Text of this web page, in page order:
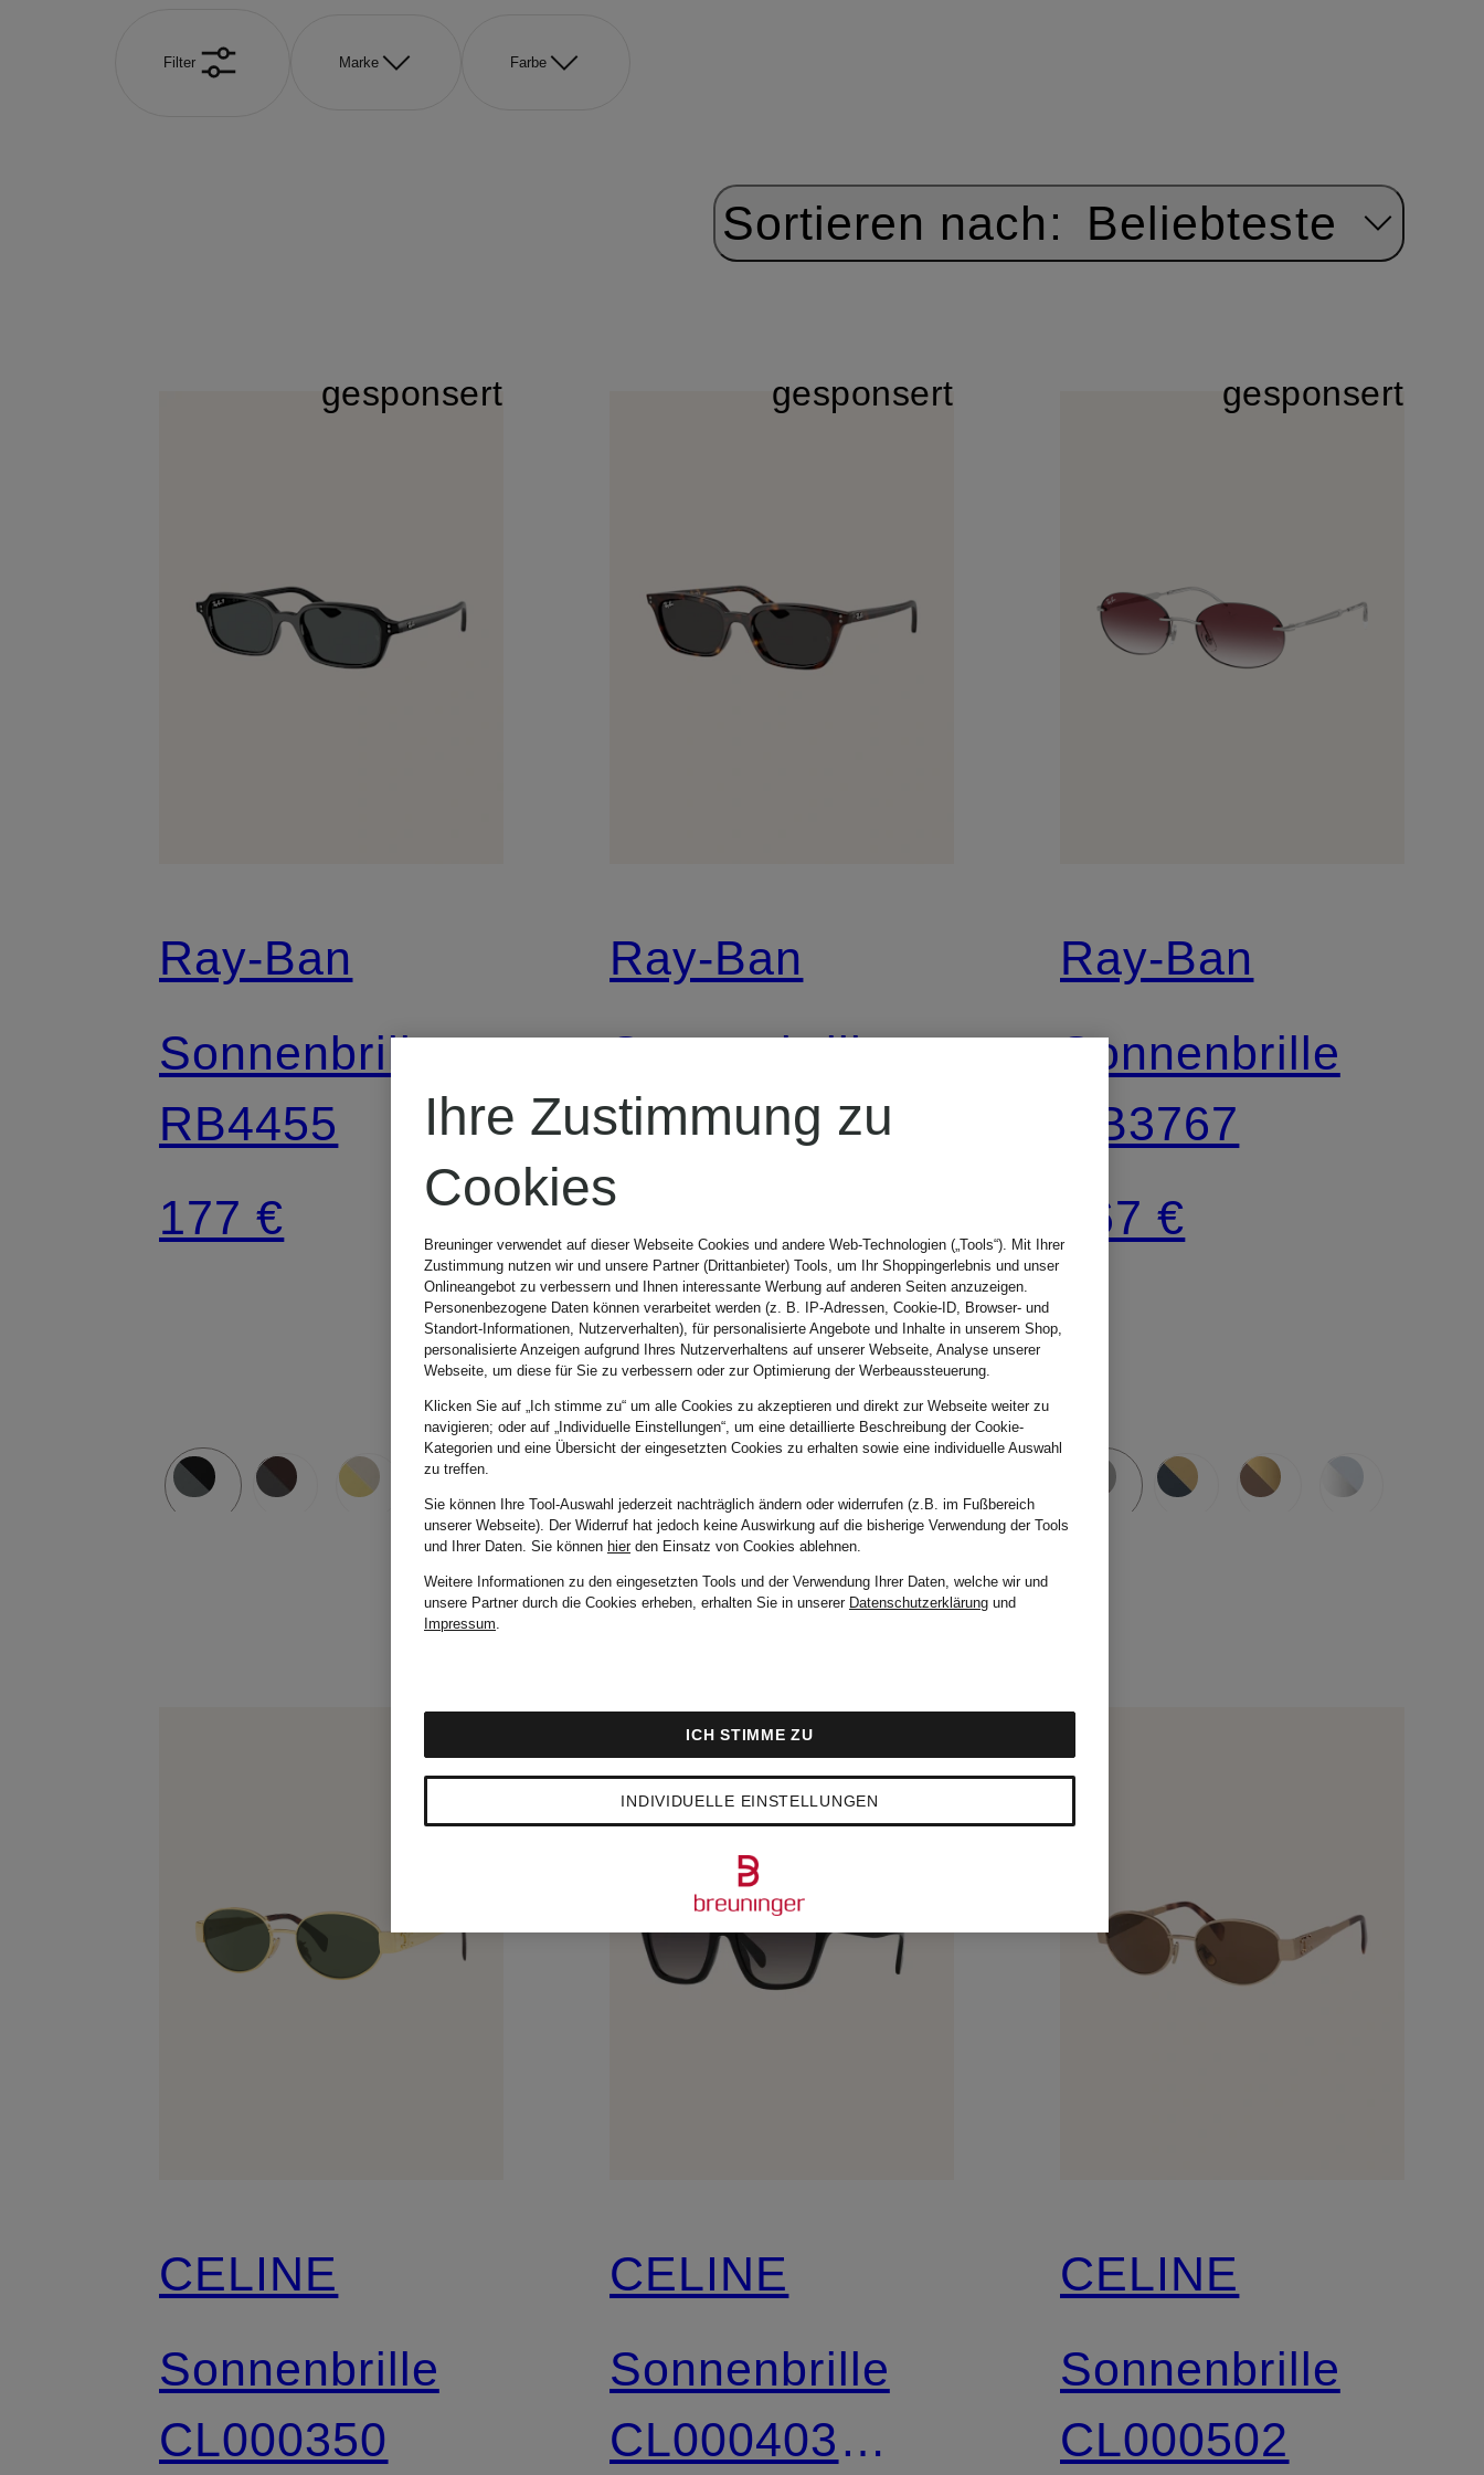
Filter Marke Farbe
Sortieren nach: Beliebteste
gesponsert
Ray-Ban
Sonnenbrille
RB4455
177 €
gesponsert
Ray-Ban
Sonnenbrille
RB4456
137 €
gesponsert
Ray-Ban
Sonnenbrille
RB3767
167 €
CELINE
Sonnenbrille
CL000350
CELINE
Sonnenbrille
CL000403
CELINE
Sonnenbrille
CL000502
Ihre Zustimmung zu
Cookies
Breuninger verwendet auf dieser Webseite Cookies und andere Web-Technologien („Tools“). Mit Ihrer
Zustimmung nutzen wir und unsere Partner (Drittanbieter) Tools, um Ihr Shoppingerlebnis und unser
Onlineangebot zu verbessern und Ihnen interessante Werbung auf anderen Seiten anzuzeigen.
Personenbezogene Daten können verarbeitet werden (z. B. IP-Adressen, Cookie-ID, Browser- und
Standort-Informationen, Nutzerverhalten), für personalisierte Angebote und Inhalte in unserem Shop,
personalisierte Anzeigen aufgrund Ihres Nutzerverhaltens auf unserer Webseite, Analyse unserer
Webseite, um diese für Sie zu verbessern oder zur Optimierung der Werbeaussteuerung.
Klicken Sie auf „Ich stimme zu“ um alle Cookies zu akzeptieren und direkt zur Webseite weiter zu
navigieren; oder auf „Individuelle Einstellungen“, um eine detaillierte Beschreibung der Cookie-
Kategorien und eine Übersicht der eingesetzten Cookies zu erhalten sowie eine individuelle Auswahl
zu treffen.
Sie können Ihre Tool-Auswahl jederzeit nachträglich ändern oder widerrufen (z.B. im Fußbereich
unserer Webseite). Der Widerruf hat jedoch keine Auswirkung auf die bisherige Verwendung der Tools
und Ihrer Daten. Sie können hierden Einsatz von Cookies ablehnen.
Weitere Informationen zu den eingesetzten Tools und der Verwendung Ihrer Daten, welche wir und
unsere Partner durch die Cookies erheben, erhalten Sie in unserer Datenschutzerklärung und
Impressum.
INDIVIDUELLE EINSTELLUNGEN
ICH STIMME ZU